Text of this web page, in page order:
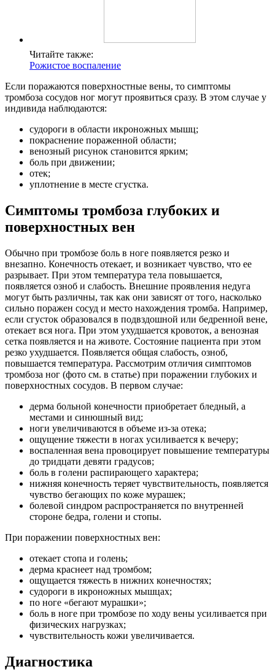
Читайте также:
Рожистое воспаление
Если поражаются поверхностные вены, то симптомы
тромбоза сосудов ног могут проявиться сразу. В этом случае у
индивида наблюдаются:
судороги в области икроножных мышц;
покраснение пораженной области;
венозный рисунок становится ярким;
боль при движении;
отек;
уплотнение в месте сгустка.
Симптомы тромбоза глубоких и
поверхностных вен
Обычно при тромбозе боль в ноге появляется резко и
внезапно. Конечность отекает, и возникает чувство, что ее
разрывает. При этом температура тела повышается,
появляется озноб и слабость. Внешние проявления недуга
могут быть различны, так как они зависят от того, насколько
сильно поражен сосуд и место нахождения тромба. Например,
если сгусток образовался в подвздошной или бедренной вене,
отекает вся нога. При этом ухудшается кровоток, а венозная
сетка появляется и на животе. Состояние пациента при этом
резко ухудшается. Появляется общая слабость, озноб,
повышается температура. Рассмотрим отличия симптомов
тромбоза ног (фото см. в статье) при поражении глубоких и
поверхностных сосудов. В первом случае:
дерма больной конечности приобретает бледный, а
местами и синюшный вид;
ноги увеличиваются в объеме из-за отека;
ощущение тяжести в ногах усиливается к вечеру;
воспаленная вена провоцирует повышение температуры
до тридцати девяти градусов;
боль в голени распирающего характера;
нижняя конечность теряет чувствительность, появляется
чувство бегающих по коже мурашек;
болевой синдром распространяется по внутренней
стороне бедра, голени и стопы.
При поражении поверхностных вен:
отекает стопа и голень;
дерма краснеет над тромбом;
ощущается тяжесть в нижних конечностях;
судороги в икроножных мышцах;
по ноге «бегают мурашки»;
боль в ноге при тромбозе по ходу вены усиливается при
физических нагрузках;
чувствительность кожи увеличивается.
Диагностика